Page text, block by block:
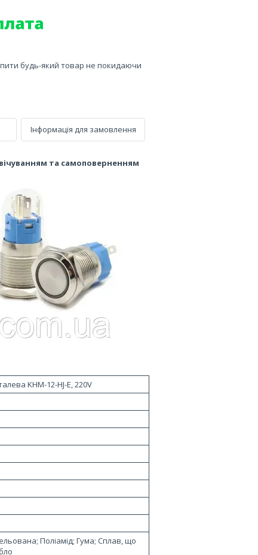
будь-який товар не покидаючи
Інформація для замовлення
та самоповерненням
KHM-12-HJ-E, 220V
Поліамід; Гума; Сплав, що